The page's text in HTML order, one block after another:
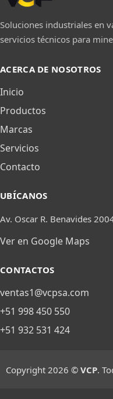
Soluciones industriales en
servicios técnicos para
ACERCA DE NOSOTROS
Inicio
Productos
Marcas
Servicios
Contacto
UBÍCANOS
Av. Oscar R. Benavides
Ver en Google Maps
CONTACTOS
ventas1@vcpsa.com
+51 998 450 550
+51 932 531 424
Copyright 2026 © VCP.